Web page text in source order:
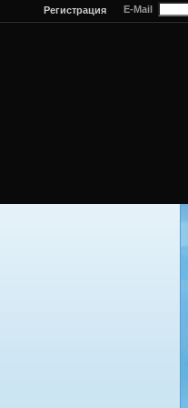
Регистрация E-Mail